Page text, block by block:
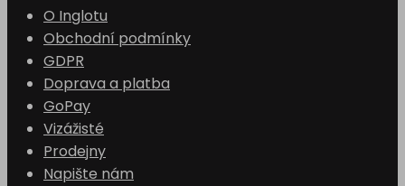
O Inglotu
Obchodní podmínky
GDPR
Doprava a platba
GoPay
Vizážisté
Prodejny
Napište nám